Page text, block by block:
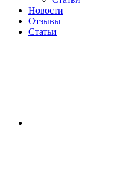
Новости
Отзывы
Статьи